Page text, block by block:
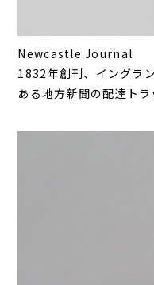
Newcastle Journal
1832年創刊、イングラ
ある地方新聞の配達トラ